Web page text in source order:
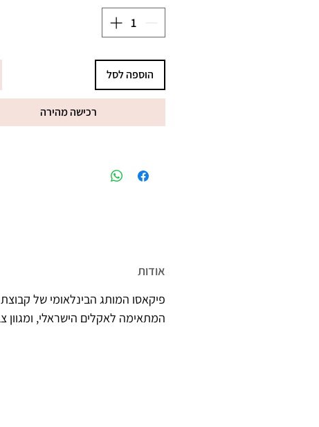
מיוחדים, למריחת הג'ל לק בצורה
הוספה לסל
רכישה מהירה
אודות
פיקאסו המותג הבינלאומי של
המתאימה לאקלים הישראלי, ומגוון